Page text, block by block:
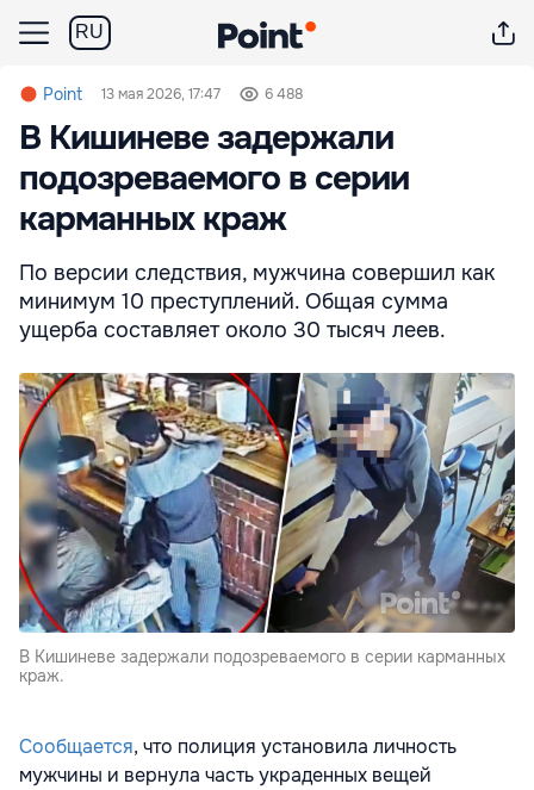
RU
Point 13 мая 2026, 17:47 6 488
В Кишиневе задержали
подозреваемого в серии
карманных краж
По версии следствия, мужчина совершил как
минимум 10 преступлений. Общая сумма
ущерба составляет около 30 тысяч леев.
В Кишиневе задержали подозреваемого в серии карманных
краж.
Сообщается, что полиция установила личность
мужчины и вернула часть украденных вещей